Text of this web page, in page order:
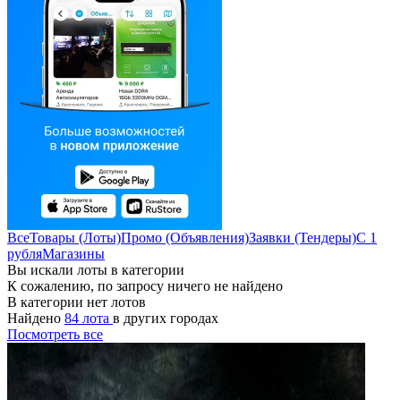
ВсеТовары (Лоты)Промо (Объявления)Заявки (Тендеры)С 1
рубляМагазины
Вы искали лоты в категории
К сожалению, по запросу ничего не найдено
В категории нет лотов
Найдено 84 лота в других городах
Посмотреть все